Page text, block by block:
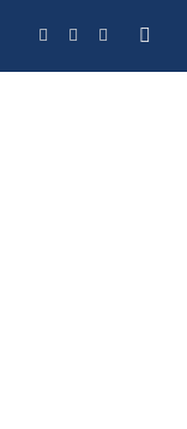
Facebook
TwitterInstagram